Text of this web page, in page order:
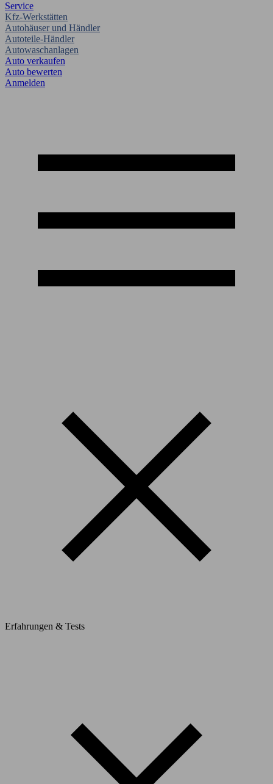
Service
Kfz-Werkstätten
Autohäuser und Händler
Autoteile-Händler
Autowaschanlagen
Auto verkaufen
Auto bewerten
Anmelden
Erfahrungen & Tests